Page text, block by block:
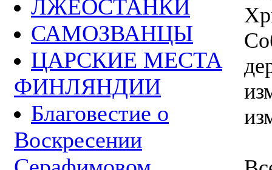
ЛЖЕОСТАНКИ
САМОЗВАНЦЫ
ЦАРСКИЕ МЕСТА
ФИНЛЯНДИИ
Благовестие о
Воскресении